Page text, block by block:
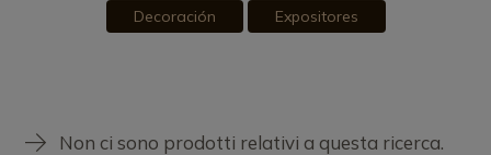
Decoración Expositores
Non ci sono prodotti relativi a questa ricerca.